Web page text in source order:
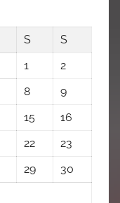
S
S
1
2
8
9
15
16
22
23
29
30